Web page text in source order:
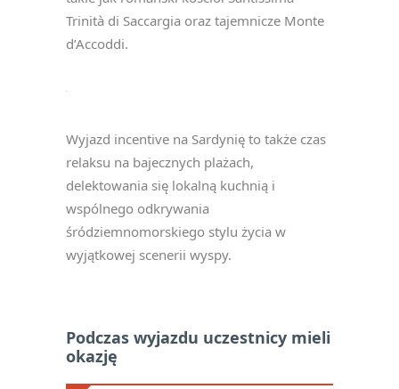
Trinità di Saccargia oraz tajemnicze Monte
d’Accoddi.
Wyjazd incentive na Sardynię to także czas
relaksu na bajecznych plażach,
delektowania się lokalną kuchnią i
wspólnego odkrywania
śródziemnomorskiego stylu życia w
wyjątkowej scenerii wyspy.
Podczas wyjazdu uczestnicy mieli
okazję